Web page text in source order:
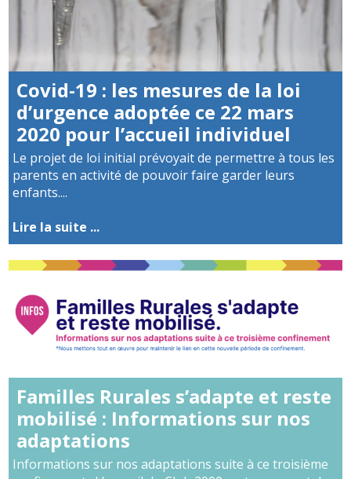
Covid-19 : les mesures de la loi
d’urgence adoptée ce 22 mars
2020 pour l’accueil individuel
Le projet de loi initial prévoyait de permettre à tous les
parents en activité de pouvoir faire garder leurs
enfants....
Lire la suite ...
Familles Rurales s’adapte et reste
mobilisé : Informations sur nos
adaptations
Informations sur nos adaptations suite à ce troisième